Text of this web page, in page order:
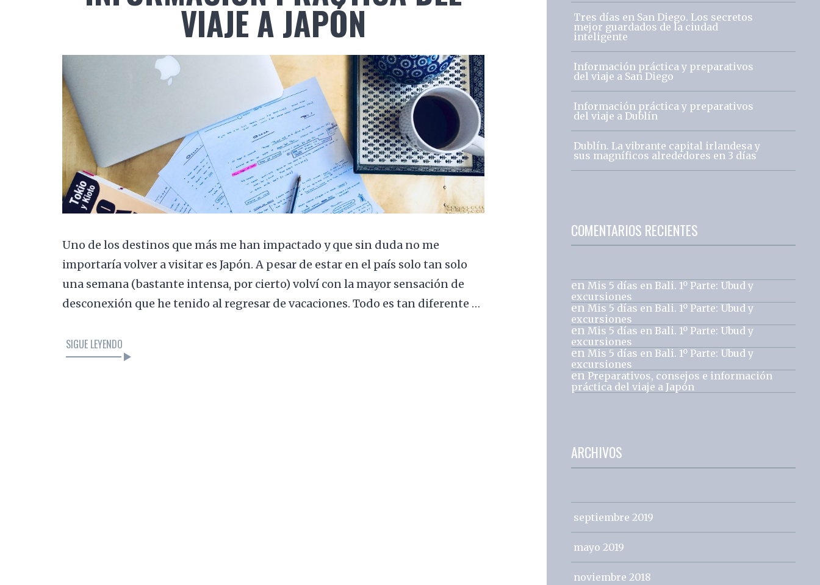
VIAJE A JAPÓN
Uno de los destinos que más me han impactado y que sin duda no me
importaría volver a visitar es Japón. A pesar de estar en el país solo tan solo
una semana (bastante intensa, por cierto) volví con la mayor sensación de
desconexión que he tenido al regresar de vacaciones. Todo es tan diferente …
SIGUE LEYENDO
Tres días en San Diego. Los secretos
mejor guardados de la ciudad
inteligente
Información práctica y preparativos
del viaje a San Diego
Información práctica y preparativos
del viaje a Dublín
Dublín. La vibrante capital irlandesa y
sus magníficos alrededores en 3 días
COMENTARIOS RECIENTES
en Mis 5 días en Bali. 1º Parte: Ubud y
excursiones
en Mis 5 días en Bali. 1º Parte: Ubud y
excursiones
en Mis 5 días en Bali. 1º Parte: Ubud y
excursiones
en Mis 5 días en Bali. 1º Parte: Ubud y
excursiones
en Preparativos, consejos e información
práctica del viaje a Japón
ARCHIVOS
septiembre 2019
mayo 2019
noviembre 2018